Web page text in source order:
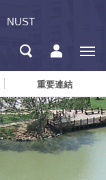
NUST
重要連結